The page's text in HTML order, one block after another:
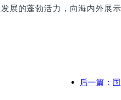
展的蓬勃活力，向海内外展